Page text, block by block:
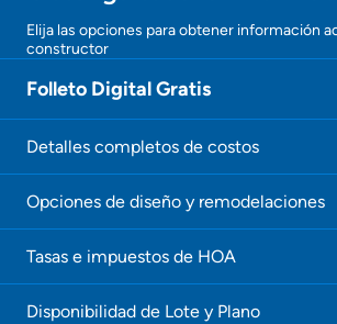
Obtener ofertas por mi casa
¡Gracias!
¡
n
e
e
c
t
Elija las opciones para obtener información
constructor
Folleto Digital Gratis
Detalles completos de costos
Opciones de diseño y remodelaciones
Tasas e impuestos de HOA
Disponibilidad de Lote y Plano